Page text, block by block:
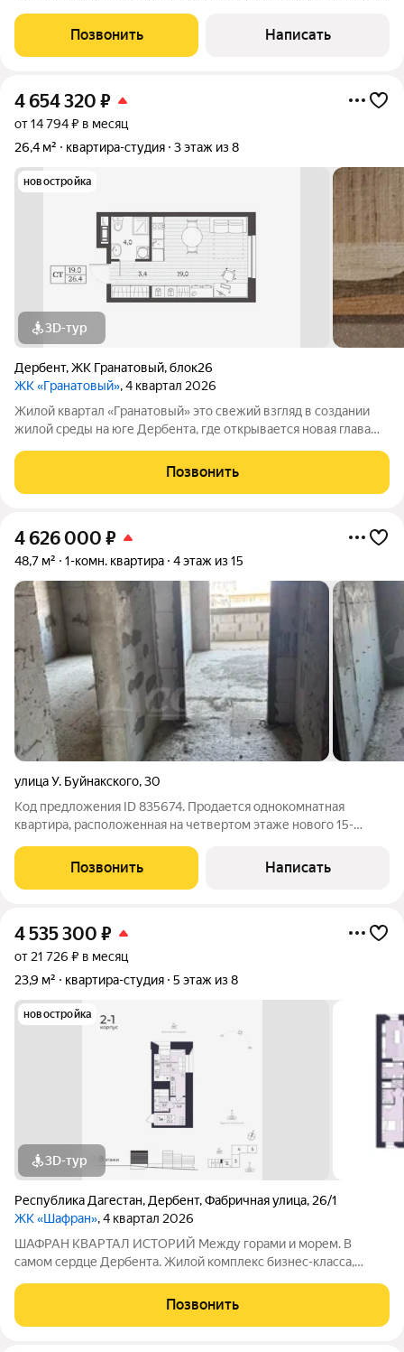
предложение! Продается уютная и светлая трехкомнатная
квартира, расположенная в самом
Позвонить Написать
4 654 320 ₽
от 14 794 ₽ в месяц
26,4 м²
квартира-студия 3 этаж из 8
новостройка
3D-тур
Дербент,ЖК Гранатовый,блок26
ЖК «Гранатовый», 4 квартал 2026
Жилой квартал «Гранатовый» это свежий взгляд в создании
жилой среды на юге Дербента, где открывается новая глава
в благоустройстве и неповторимую локацию. В шаговой
Позвонить
4 626 000 ₽
48,7 м² 1-комн. квартира 4 этаж из 15
улица У. Буйнакского,30
Код предложения ID 835674. Продается однокомнатная
квартира, расположенная на четвертом этаже нового 15-
48,7 квадратных метра, что позволяет комфортно разместить
одного или двух жильцов.Здание
Позвонить Написать
4 535 300 ₽
от 21 726 ₽ в месяц
23,9 м²
квартира-студия 5 этаж из 8
новостройка
3D-тур
Республика Дагестан, Дербент,Фабричная улица, 26/1
ЖК «Шафран», 4 квартал 2026
ШАФРАН КВАРТАЛ ИСТОРИЙ Между горами и морем. В
самом сердце Дербента. Жилой комплекс бизнес-класса,
атмосферу древнего города. Расположен в историческом
Позвонить